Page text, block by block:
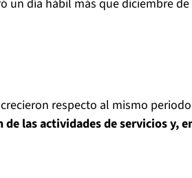
un día hábil más que diciembre de
respecto al mismo
las actividades de servicios y,